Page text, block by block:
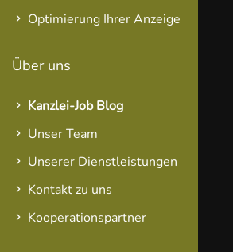
Optimierung Ihrer Anzeige
Über uns
Kanzlei-Job Blog
Unser Team
Unserer Dienstleistungen
Kontakt zu uns
Kooperationspartner